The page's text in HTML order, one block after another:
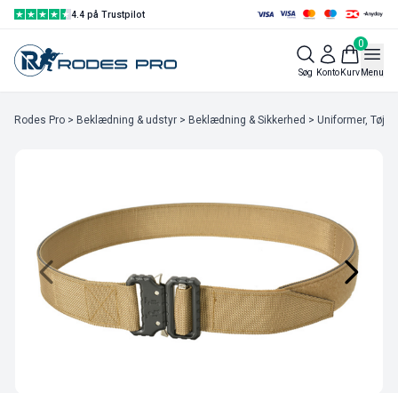
4.4 på Trustpilot
Søg Konto
0
KurvMenu
Rodes Pro > Beklædning & udstyr > Beklædning & Sikkerhed > Uniformer, Tøj &